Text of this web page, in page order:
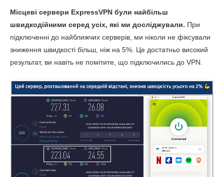
Вивантаження
Пінг
Завантаження
Вивантаження
Пінг
Велика Британія
80.81 Мбіт/с
50 мс
139.03 Мбіт/с
68.73 Мбіт/с
228 мс
64 мс
186.87 Мбіт/с
63.28 Мбіт/с
150 мс
Місцеві сервери ExpressVPN були найбільш
швидкодійними серед усіх, які ми досліджували. При
підключенні до найближчих серверів, ми ніколи не фіксували
зниження швидкості більш, ніж на 5%. Це достатньо високий
результат, ви навіть не помітите, що підключились до VPN.